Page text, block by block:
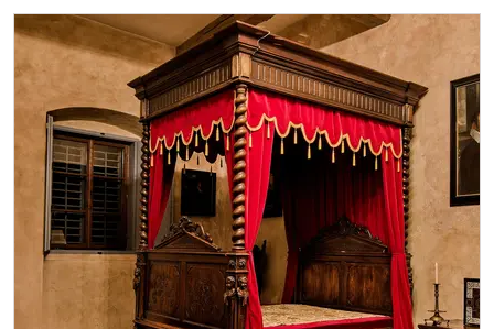
Jednorazowy, wolny bilet wydany przez
NPU
zadarmo
Osoba zatrudniona w organizacji NPU (+ 3
osoby)
zadarmo
Posiadacz karty " Naš člověk"*
zadarmo
* Ważny dla jednej osoby - posiadacza karty
lub kodu QR
Opłatę można płacić gotówką w koronach
lub kartą.